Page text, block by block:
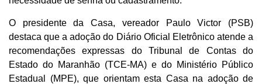
O presidente da Casa, vereador Paulo Victor (PSB)
destaca que a adoção do Diário Oficial Eletrônico atende a
recomendações expressas do Tribunal de Contas do
Estado do Maranhão (TCE-MA) e do Ministério Público
Estadual (MPE), que orientam esta Casa na adoção de